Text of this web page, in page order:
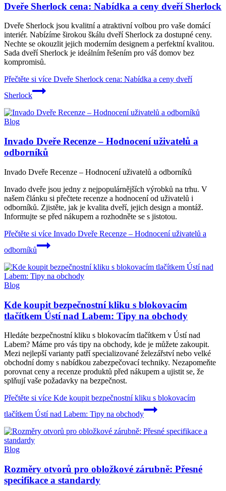
Dveře Sherlock cena: Nabídka a ceny dveří Sherlock
Dveře Sherlock jsou kvalitní a atraktivní volbou pro vaše domácí
interiér. Nabízíme širokou škálu dveří Sherlock za dostupné ceny.
Nechte se okouzlit jejich moderním designem a perfektní kvalitou.
Sada dveří Sherlock je ideálním řešením pro váš domov bez
kompromisů.
Přečtěte si více Dveře Sherlock cena: Nabídka a ceny dveří
Sherlock
Blog
Invado Dveře Recenze – Hodnocení uživatelů a
odborníků
Invado Dveře Recenze – Hodnocení uživatelů a odborníků
Invado dveře jsou jedny z nejpopulárnějších výrobků na trhu. V
našem článku si přečtete recenze a hodnocení od uživatelů i
odborníků. Zjistěte, jak je kvalita dveří, jejich design a montáž.
Informujte se před nákupem a rozhodněte se s jistotou.
Přečtěte si více Invado Dveře Recenze – Hodnocení uživatelů a
odborníků
Blog
Kde koupit bezpečnostní kliku s blokovacím
tlačítkem Ústí nad Labem: Tipy na obchody
Hledáte bezpečnostní kliku s blokovacím tlačítkem v Ústí nad
Labem? Máme pro vás tipy na obchody, kde je můžete zakoupit.
Mezi nejlepší varianty patří specializované železářství nebo velké
obchodní domy s nabídkou zabezpečovací techniky. Nezapomeňte
porovnat ceny a recenze produktů před nákupem a ujistit se, že
splňují vaše požadavky na bezpečnost.
Přečtěte si více Kde koupit bezpečnostní kliku s blokovacím
tlačítkem Ústí nad Labem: Tipy na obchody
Blog
Rozměry otvorů pro obložkové zárubně: Přesné
specifikace a standardy